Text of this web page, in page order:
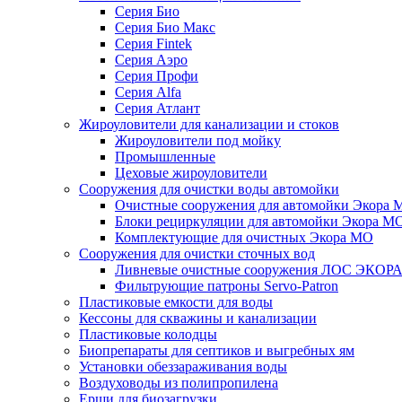
Серия Био
Серия Био Макс
Серия Fintek
Серия Аэро
Серия Профи
Серия Alfa
Серия Атлант
Жироуловители для канализации и стоков
Жироуловители под мойку
Промышленные
Цеховые жироуловители
Сооружения для очистки воды автомойки
Очистные сооружения для автомойки Экора
Блоки рециркуляции для автомойки Экора
Комплектующие для очистных Экора МО
Сооружения для очистки сточных вод
Ливневые очистные сооружения ЛОС ЭКОРА
Фильтрующие патроны Servo-Patron
Пластиковые емкости для воды
Кессоны для скважины и канализации
Пластиковые колодцы
Биопрепараты для септиков и выгребных ям
Установки обеззараживания воды
Воздуховоды из полипропилена
Ерши для биозагрузки